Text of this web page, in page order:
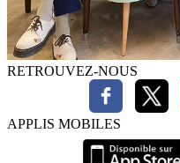
RETROUVEZ-NOUS
APPLIS MOBILES